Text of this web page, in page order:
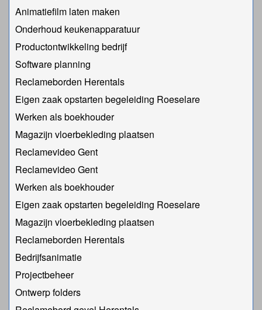
Animatiefilm laten maken
Onderhoud keukenapparatuur
Productontwikkeling bedrijf
Software planning
Reclameborden Herentals
Eigen zaak opstarten begeleiding Roeselare
Werken als boekhouder
Magazijn vloerbekleding plaatsen
Reclamevideo Gent
Reclamevideo Gent
Werken als boekhouder
Eigen zaak opstarten begeleiding Roeselare
Magazijn vloerbekleding plaatsen
Reclameborden Herentals
Bedrijfsanimatie
Projectbeheer
Ontwerp folders